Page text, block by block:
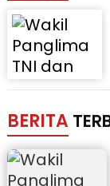
BERITA